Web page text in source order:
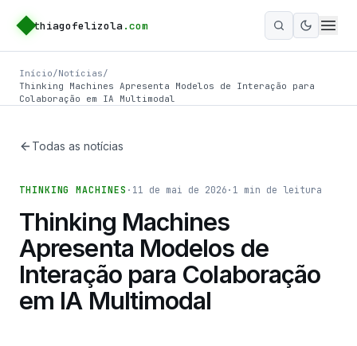
thiagofelizola .com
Ativar
Início/Notícias/
Thinking Machines Apresenta Modelos de Interação para
Colaboração em IA Multimodal
Todas as notícias
THINKING MACHINES · 11 de mai de 2026 · 1 min de leitura
Thinking Machines
Apresenta Modelos de
Interação para Colaboração
em IA Multimodal